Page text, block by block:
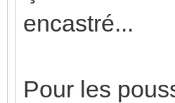
encastré...
Pour les